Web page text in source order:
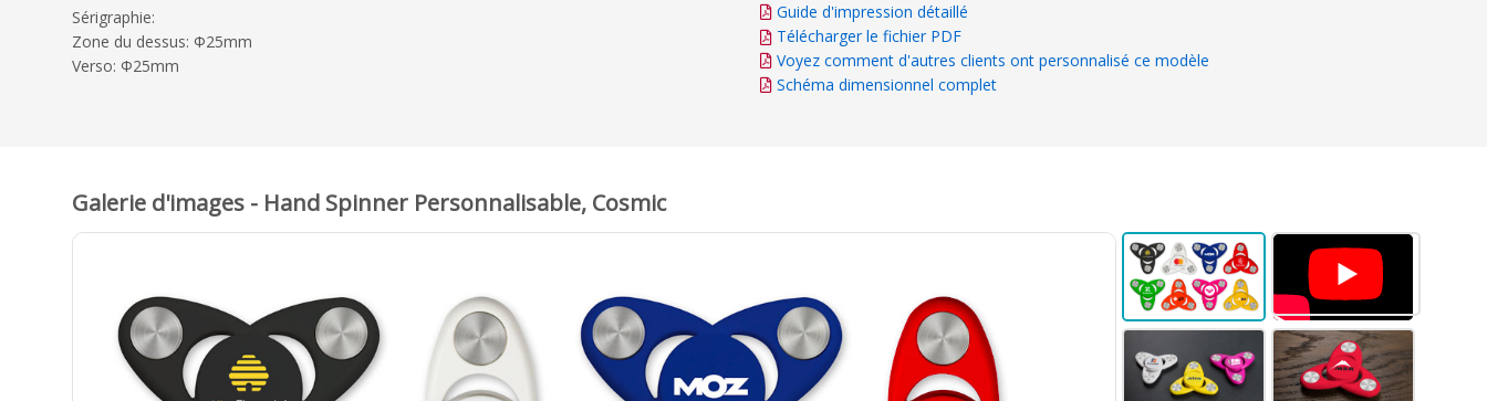
Sérigraphie:
Zone du dessus: Φ25mm
Verso: Φ25mm
Guide d'impression détaillé
Télécharger le fichier PDF
Voyez comment d'autres clients ont personnalisé ce modèle
Schéma dimensionnel complet
Galerie d'images - Hand Spinner Personnalisable, Cosmic